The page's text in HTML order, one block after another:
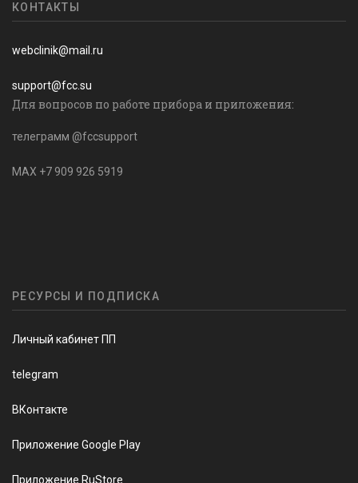
КОНТАКТЫ
webclinik@mail.ru
support@fcc.su
Для вопросов по работе прибора и приложения:
телеграмм @fccsupport
MAX +7 909 926 5919
РЕСУРСЫ И ПОДПИСКА
Личный кабинет ПП
telegram
ВКонтакте
Приложение Google Play
Приложение RuStore